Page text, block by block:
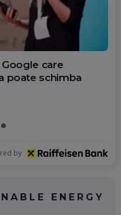
care
poate schimba
by
ENERGY